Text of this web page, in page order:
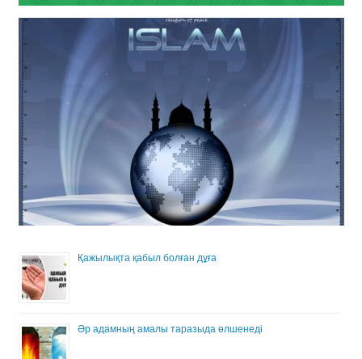
Қажылықта қабыл болған дұға
Әр адамның амалы таразыда өлшенеді